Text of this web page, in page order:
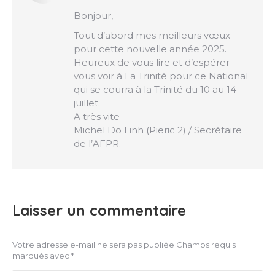
Bonjour,
Tout d’abord mes meilleurs vœux
pour cette nouvelle année 2025.
Heureux de vous lire et d’espérer
vous voir à La Trinité pour ce National
qui se courra à la Trinité du 10 au 14
juillet.
A très vite
Michel Do Linh (Pieric 2) / Secrétaire
de l’AFPR.
Laisser un commentaire
Votre adresse e-mail ne sera pas publiée Champs requis
marqués avec *